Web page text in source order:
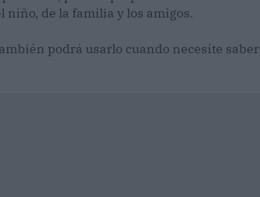
niño, de la familia y los amigos.
podrá usarlo cuando necesite saber